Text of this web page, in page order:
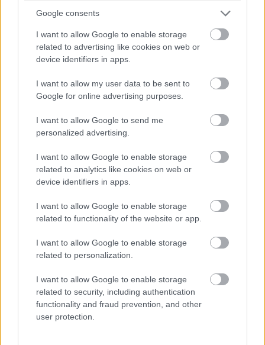
Google consents
I want to allow Google to enable storage
related to advertising like cookies on web or
device identifiers in apps.
I want to allow my user data to be sent to
Google for online advertising purposes.
I want to allow Google to send me
personalized advertising.
I want to allow Google to enable storage
related to analytics like cookies on web or
device identifiers in apps.
I want to allow Google to enable storage
related to functionality of the website or app.
I want to allow Google to enable storage
related to personalization.
I want to allow Google to enable storage
related to security, including authentication
functionality and fraud prevention, and other
user protection.
A parkolótáblák alján rugók vannak, így amikor az autók
nekik mennek, nem lesz bajuk.